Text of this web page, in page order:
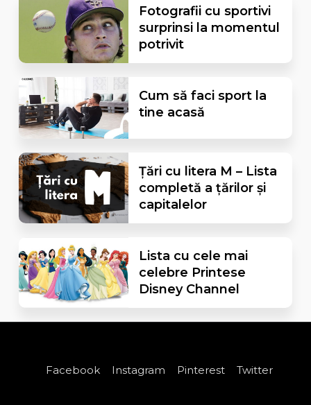
Fotografii cu sportivi
surprinsi la momentul
potrivit
Cum să faci sport la
tine acasă
Țări cu litera M – Lista
completă a țărilor și
capitalelor
Lista cu cele mai
celebre Printese
Disney Channel
Facebook Instagram Pinterest Twitter